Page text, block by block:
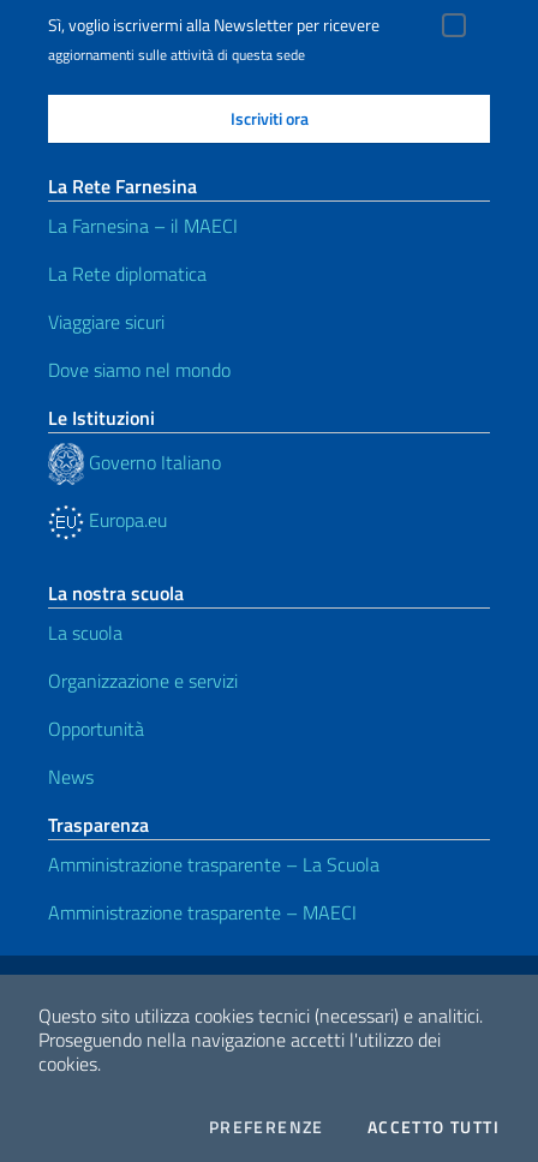
Questo sito utilizza cookies tecnici (necessari) e analitici.
Proseguendo nella navigazione accetti l'utilizzo dei
cookies.
PREFERENZE COOKIESACCETTO TUTTI
Sì, voglio iscrivermi alla Newsletter per ricevere
aggiornamenti sulle attività di questa sede
La Rete Farnesina
La Farnesina – il MAECI
La Rete diplomatica
Viaggiare sicuri
Dove siamo nel mondo
Le Istituzioni
Governo Italiano
Europa.eu
La nostra scuola
La scuola
Organizzazione e servizi
Opportunità
News
Trasparenza
Amministrazione trasparente – La Scuola
Amministrazione trasparente – MAECI
Link Utili